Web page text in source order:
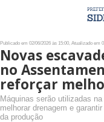
Publicado em 02/06/2026 às 15:00, Atualizado em
Novas
no
reforçar
Máquinas serão utilizadas
melhorar drenagem e
da produção